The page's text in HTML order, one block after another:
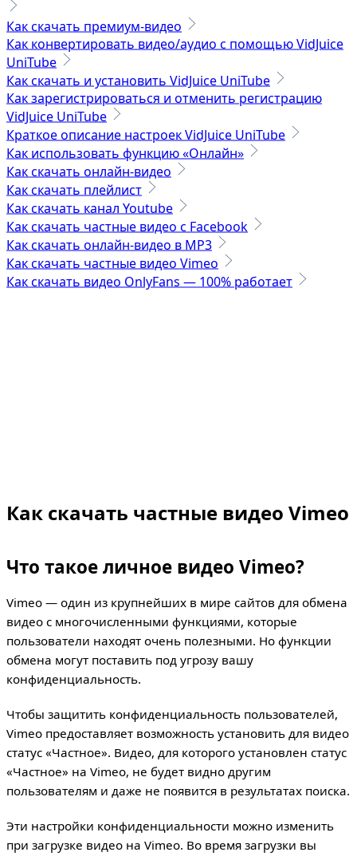
Как скачать видео OnlyFans — 100% работает
Технические характеристики
Как скачать премиум-видео
Как конвертировать видео/аудио с помощью VidJuice
UniTube
Как скачать и установить VidJuice UniTube
Как зарегистрироваться и отменить регистрацию
VidJuice UniTube
Краткое описание настроек VidJuice UniTube
Как использовать функцию «Онлайн»
Как скачать онлайн-видео
Как скачать плейлист
Как скачать канал Youtube
Как скачать частные видео с Facebook
Как скачать онлайн-видео в MP3
Как скачать частные видео Vimeo
Как скачать видео OnlyFans — 100% работает
Как скачать частные видео Vimeo
Что такое личное видео Vimeo?
Vimeo — один из крупнейших в мире сайтов для обмена
видео с многочисленными функциями, которые
пользователи находят очень полезными. Но функции
обмена могут поставить под угрозу вашу
конфиденциальность.
Чтобы защитить конфиденциальность пользователей,
Vimeo предоставляет возможность установить для видео
статус «Частное». Видео, для которого установлен статус
«Частное» на Vimeo, не будет видно другим
пользователям и даже не появится в результатах поиска.
Эти настройки конфиденциальности можно изменить
при загрузке видео на Vimeo. Во время загрузки вы